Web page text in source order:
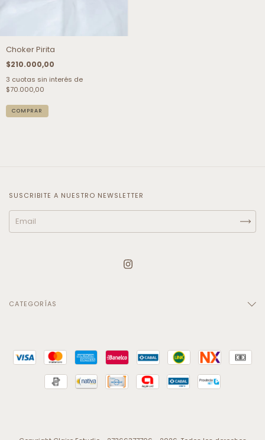
Choker Pirita
$210.000,00
3 cuotas sin interés de
$70.000,00
COMPRAR
SUSCRIBITE A NUESTRO NEWSLETTER
CATEGORÍAS